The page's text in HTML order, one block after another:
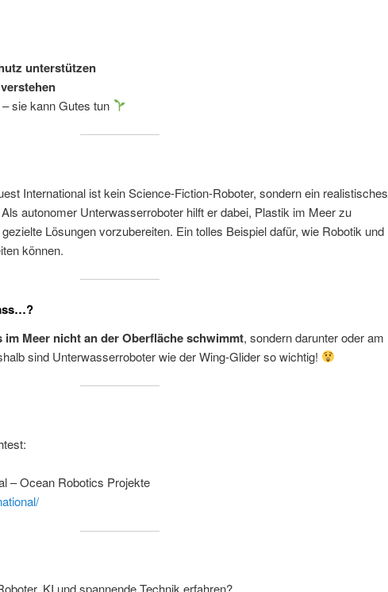
unterstützen
sie kann Gutes tun
International ist kein Science-Fiction-Roboter, sondern ein realistisches
autonomer Unterwasserroboter hilft er dabei, Plastik im Meer zu
Lösungen vorzubereiten. Ein tolles Beispiel dafür, wie Robotik und
können.
im Meer nicht an der Oberfläche schwimmt, sondern darunter oder am
sind Unterwasserroboter wie der Wing-Glider so wichtig!
– Ocean Robotics Projekte
KI und spannende Technik erfahren?